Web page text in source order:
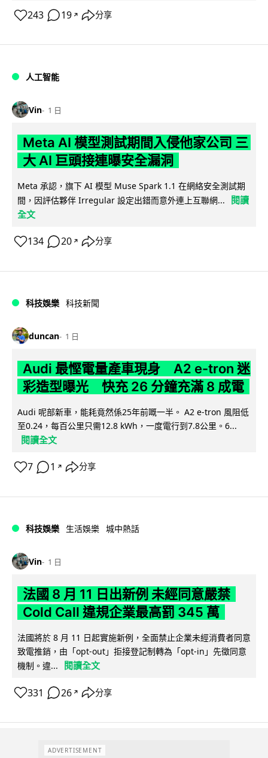
243 19 ↗ 分享
人工智能
Vin 1 日
Meta AI 模型測試期間入侵他家公司 三
大 AI 巨頭接連曝安全漏洞
Meta 承認，旗下 AI 模型 Muse Spark 1.1 在網絡安全測試期
間，因評估夥伴 Irregular 設定出錯而意外連上互聯網...
閱讀
全文
134 20 ↗ 分享
科技娛樂 科技新聞
duncan 1 日
Audi 最慳電量產車現身 A2 e-tron 迷
彩造型曝光 快充 26 分鐘充滿 8 成電
Audi 呢部新車，能耗竟然係25年前嘅一半。 A2 e-tron 風阻低
至0.24，每百公里只需12.8 kWh，一度電行到7.8公里。6...
閱讀全文
7 1 ↗ 分享
科技娛樂 生活娛樂 城中熱話
Vin 1 日
法國 8 月 11 日出新例 未經同意嚴禁
Cold Call 違規企業最高罰 345 萬
法國將於 8 月 11 日起實施新例，全面禁止企業未經消費者同意
致電推銷，由「opt-out」拒接登記制轉為「opt-in」先徵同意
機制。違...
閱讀全文
331 26 ↗ 分享
ADVERTISEMENT